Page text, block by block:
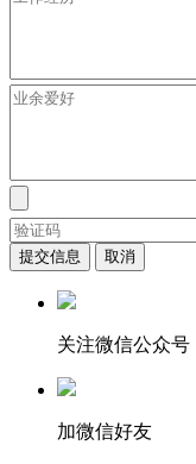
提交信息 取消
关注微信公众号
加微信好友